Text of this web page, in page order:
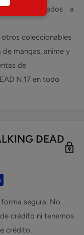
obligados a
otros coleccionables
mangas, anime y
de
N.17 en todo
DEAD
segura. No
crédito ni tenemos
crédito.